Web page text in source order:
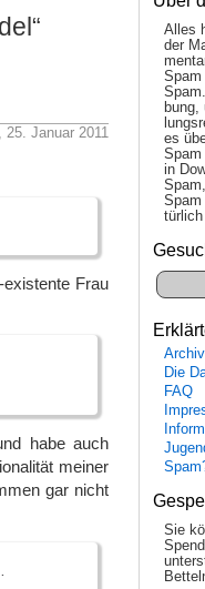
25. Januar 2011
Frau
habe auch
meiner
gar nicht
Alles
der
Spam
es
Spam
in
Die
FAQ
Sie